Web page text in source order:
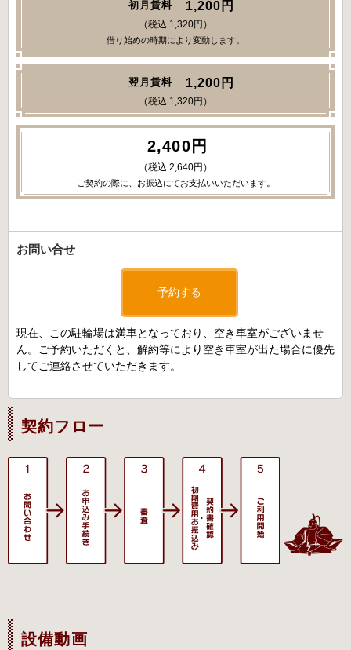
初月賃料 1,200円
（税込 1,320円）
借り始めの時期により変動します。
翌月賃料 1,200円
（税込 1,320円）
2,400円
（税込 2,640円）
ご契約の際に、お振込にてお支払いいただいます。
お問い合せ
予約する
現在、この駐輪場は満車となっており、空き車室がございませ
ん。ご予約いただくと、解約等により空き車室が出た場合に優先
してご連絡させていただきます。
契約フロー
設備動画